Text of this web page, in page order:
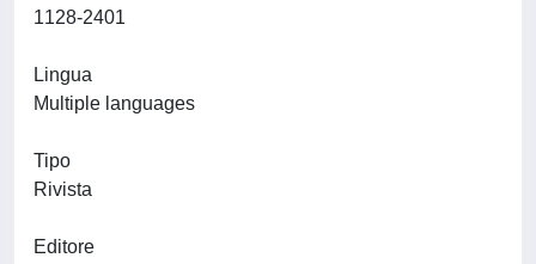
Lingua
Tipo
Rivista
Editore